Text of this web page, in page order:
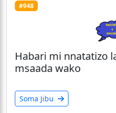
#948
Habari mi nnatatizo
msaada wako
Soma Jibu